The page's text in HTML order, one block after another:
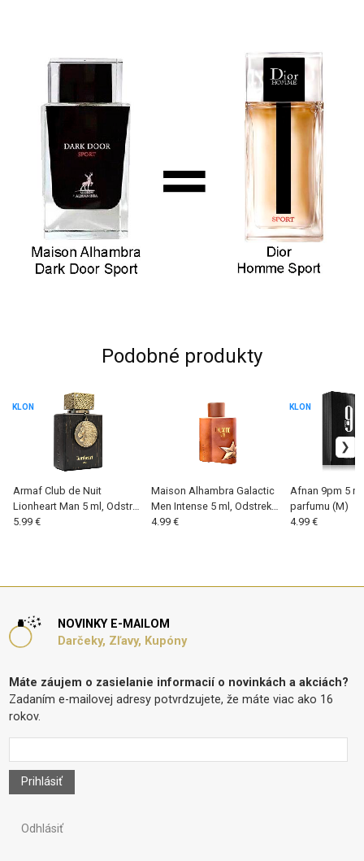
Podobné produkty
Armaf Club de Nuit
Lionheart Man 5 ml, Odstrek
parfumu (M)
KLON
5.99 €
Maison Alhambra Galactic
Men Intense 5 ml, Odstrek
parfumu (M)
4.99 €
Afnan 9pm 5
parfumu (M)
KLON
4.99 €
NOVINKY E-MAILOM
Darčeky, Zľavy, Kupóny
Máte záujem o zasielanie informacií o novinkách a akciách?
Zadaním e-mailovej adresy potvrdzujete, že máte viac ako 16
rokov.
Prihlásiť
Odhlásiť